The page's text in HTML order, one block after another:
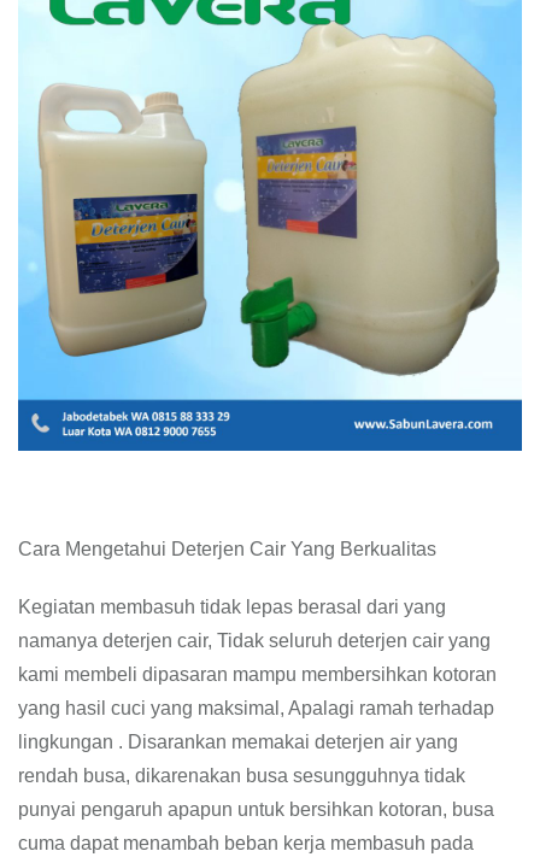
Cara Mengetahui Deterjen Cair Yang Berkualitas
Kegiatan membasuh tidak lepas berasal dari yang
namanya deterjen cair, Tidak seluruh deterjen cair yang
kami membeli dipasaran mampu membersihkan kotoran
yang hasil cuci yang maksimal, Apalagi ramah terhadap
lingkungan . Disarankan memakai deterjen air yang
rendah busa, dikarenakan busa sesungguhnya tidak
punyai pengaruh apapun untuk bersihkan kotoran, busa
cuma dapat menambah beban kerja membasuh pada